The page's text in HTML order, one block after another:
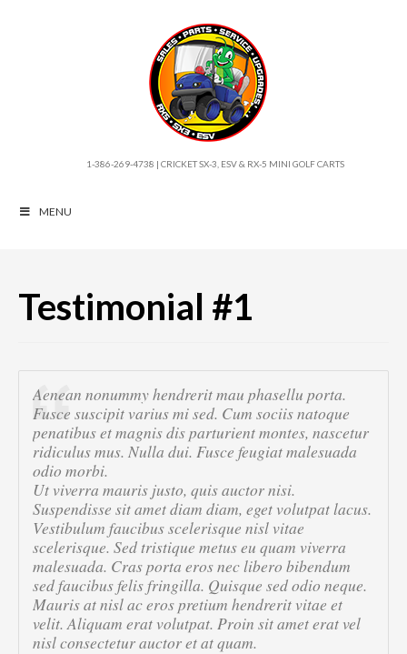
1-386-269-4738 | CRICKET SX-3, ESV & RX-5 MINI GOLF CARTS
MENU
Testimonial #1
Aenean nonummy hendrerit mau phasellu porta.
Fusce suscipit varius mi sed. Cum sociis natoque
penatibus et magnis dis parturient montes, nascetur
ridiculus mus. Nulla dui. Fusce feugiat malesuada
odio morbi.
Ut viverra mauris justo, quis auctor nisi.
Suspendisse sit amet diam diam, eget volutpat lacus.
Vestibulum faucibus scelerisque nisl vitae
scelerisque. Sed tristique metus eu quam viverra
malesuada. Cras porta eros nec libero bibendum
sed faucibus felis fringilla. Quisque sed odio neque.
Mauris at nisl ac eros pretium hendrerit vitae et
velit. Aliquam erat volutpat. Proin sit amet erat vel
nisl consectetur auctor et at quam.